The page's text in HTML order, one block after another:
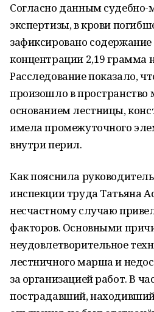
Согласно данным судебно-
экспертизы, в крови
зафиксировано содержание
концентрации 2,19 грамма
Расследование показало,
произошло в
основанием лестницы,
имела промежуточного
внутри перил.
Как пояснила
инспекции труда Татьяна
несчастному случаю
факторов. Основными
неудовлетворительное
лестничного марша и
за организацией работ. В
пострадавший,